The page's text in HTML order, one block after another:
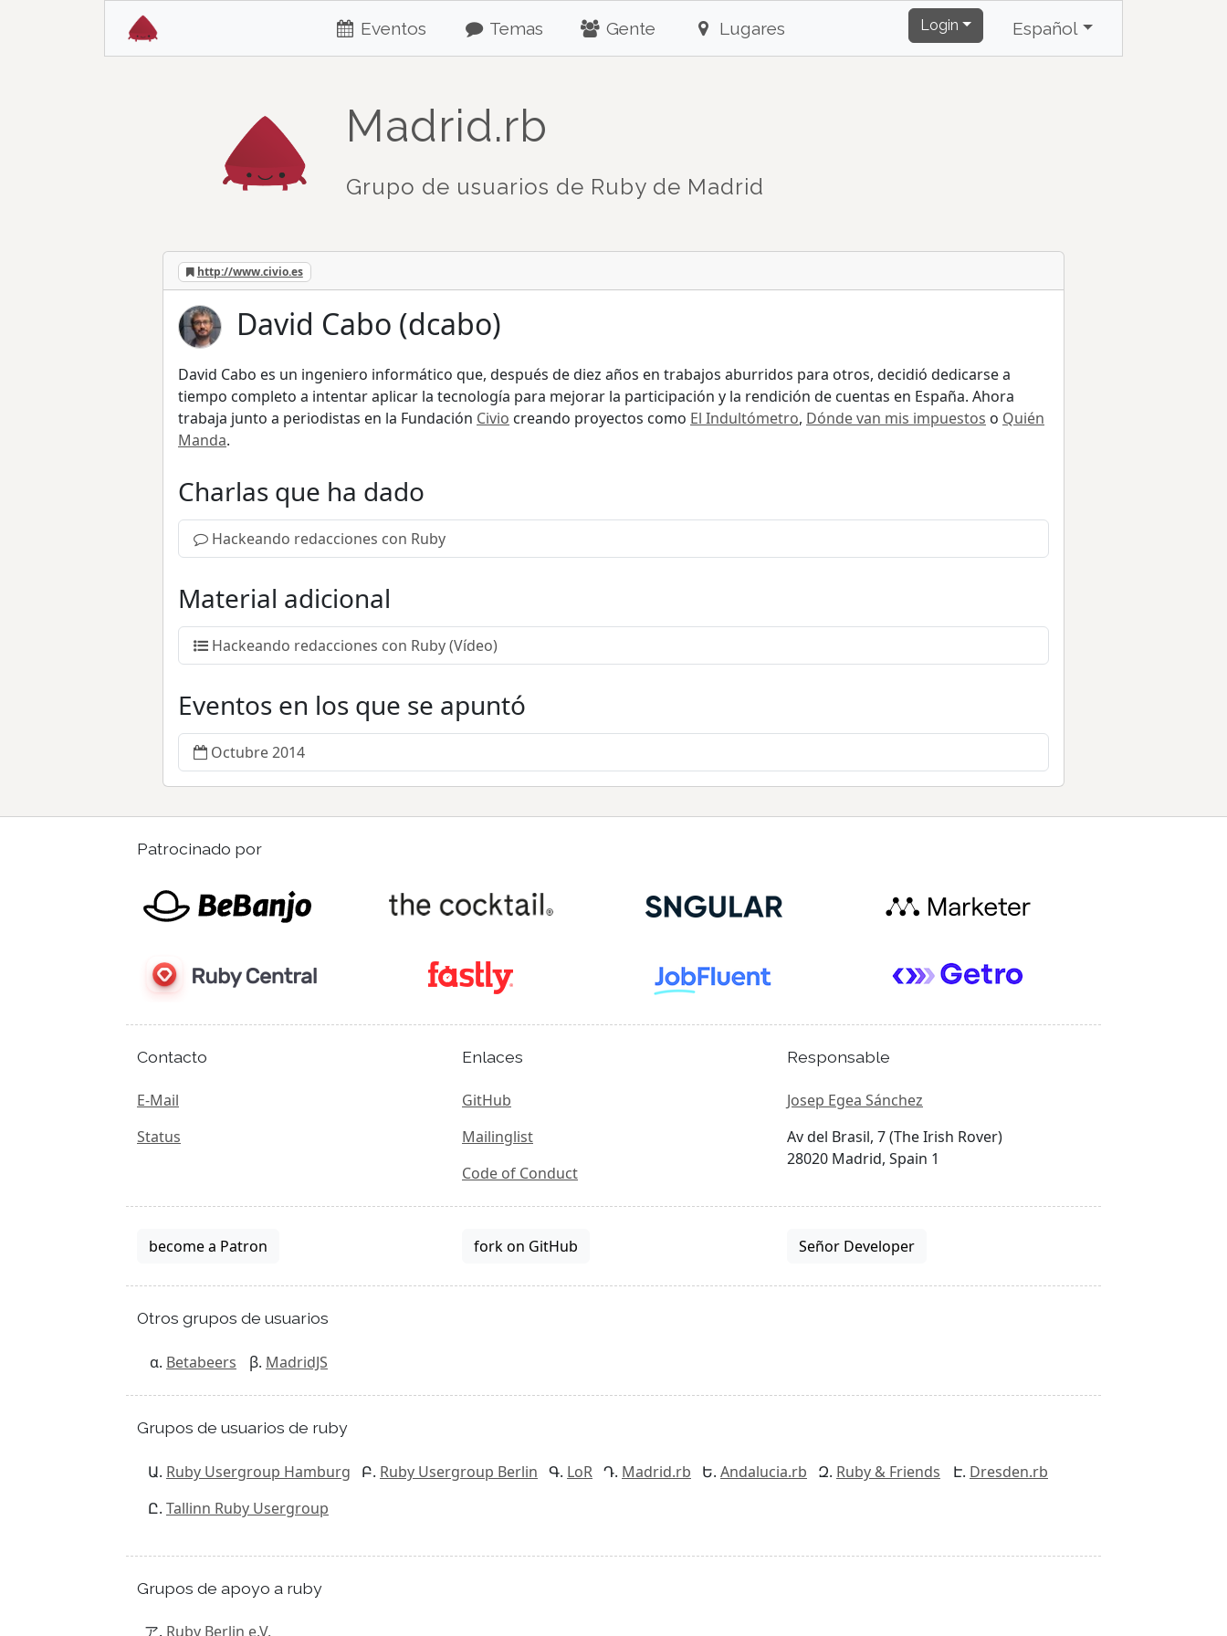
Eventos Temas Gente Lugares Login Español
Madrid.rb
Grupo de usuarios de Ruby de Madrid
http://www.civio.es
David Cabo (dcabo)
David Cabo es un ingeniero informático que, después de diez años en trabajos aburridos para otros, decidió dedicarse a
tiempo completo a intentar aplicar la tecnología para mejorar la participación y la rendición de cuentas en España. Ahora
trabaja junto a periodistas en la Fundación Civio creando proyectos como El Indultómetro, Dónde van mis impuestos o Quién
Manda.
Charlas que ha dado
Hackeando redacciones con Ruby
Material adicional
Hackeando redacciones con Ruby (Vídeo)
Eventos en los que se apuntó
Octubre 2014
Patrocinado por
Contacto
E-Mail
Status
Enlaces
GitHub
Mailinglist
Code of Conduct
Responsable
Josep Egea Sánchez
Av del Brasil, 7 (The Irish Rover)
28020 Madrid, Spain 1
become a Patron fork on GitHub Señor Developer
Otros grupos de usuarios
Betabeers MadridJS
Grupos de usuarios de ruby
Ruby Usergroup Hamburg Ruby Usergroup Berlin LoR Madrid.rb Andalucia.rb Ruby & Friends
Dresden.rb
Tallinn Ruby Usergroup
Grupos de apoyo a ruby
Ruby Berlin e.V.